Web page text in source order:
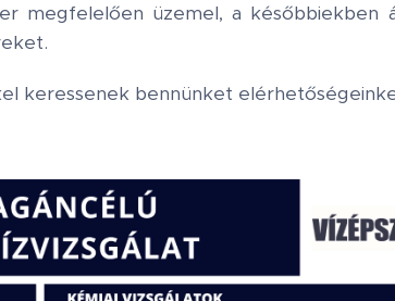
megfelelően üzemel, a későbbiekben
keressenek bennünket